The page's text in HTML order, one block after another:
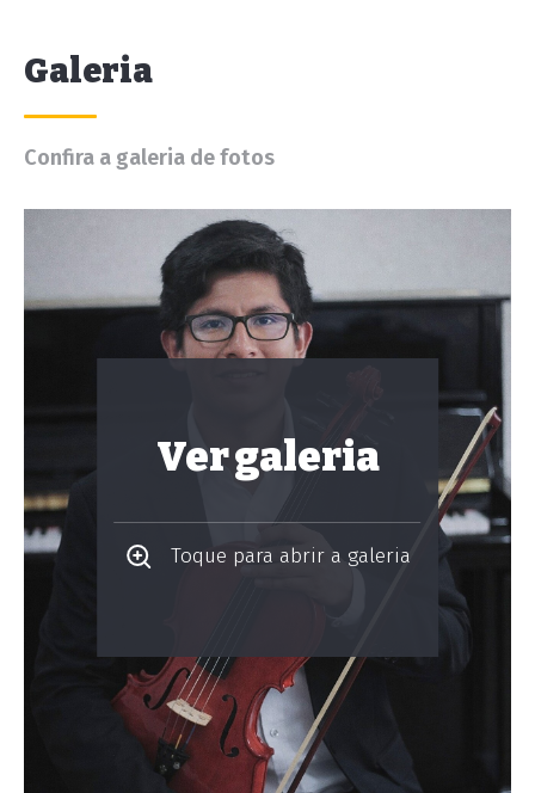
Galeria
Confira a galeria de fotos
Ver galeria
Toque para abrir a galeria